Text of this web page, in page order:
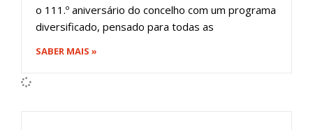
o 111.º aniversário do concelho com um programa
diversificado, pensado para todas as
SABER MAIS »